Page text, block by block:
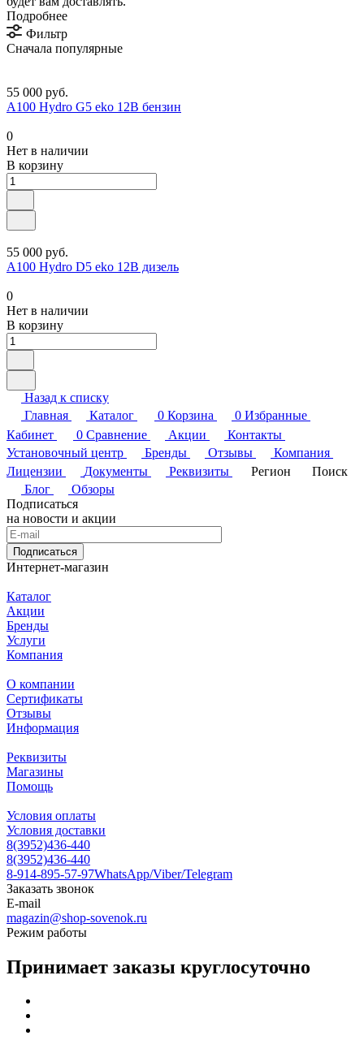
Подробнее
Фильтр
Сначала популярные
55 000 руб.
A100 Hydro G5 eko 12В бензин
0
Нет в наличии
В корзину
55 000 руб.
A100 Hydro D5 eko 12В дизель
0
Нет в наличии
В корзину
Назад к списку
Главная
Каталог 0 Корзина 0 Избранные
Кабинет
0 Сравнение Акции
Контакты
Установочный центр
Бренды Отзывы
Компания
Лицензии
Документы Реквизиты Регион
Поиск
Блог
Обзоры
Подписаться
на новости и акции
Подписаться
Интернет-магазин
Каталог
Акции
Бренды
Услуги
Компания
О компании
Сертификаты
Отзывы
Информация
Реквизиты
Магазины
Помощь
Условия оплаты
Условия доставки
8(3952)436-440
8(3952)436-440
8-914-895-57-97WhatsApp/Viber/Telegram
Заказать звонок
E-mail
magazin@shop-sovenok.ru
Режим работы
Принимает заказы круглосуточно